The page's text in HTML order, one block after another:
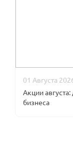
01 Августа
Акции
бизнеса